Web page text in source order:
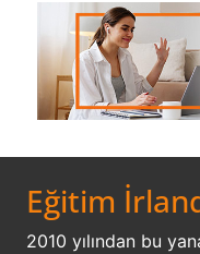
Eğitim
2010 yılından bu